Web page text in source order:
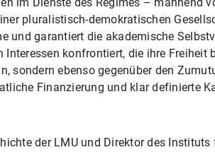
pluralistisch-demokratischen
und garantiert die akademische
konfrontiert, die ihre Freiheit
ebenso gegenüber den
Finanzierung und klar definierte
der LMU und Direktor des